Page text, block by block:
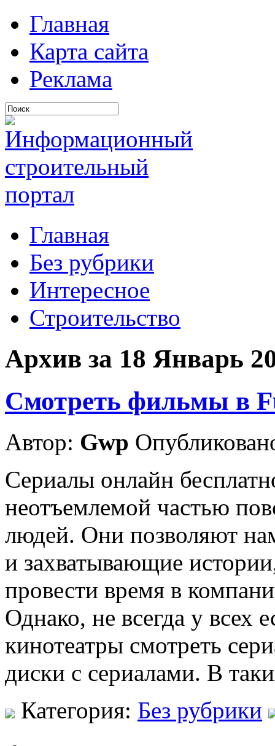
Главная
Карта сайта
Реклама
Главная
Без рубрики
Интересное
Строительство
Архив за 18 Январь
Смотреть фильмы в
Автор: Gwp
Сериалы онлайн
неотъемлемой частью
людей. Они позволяют
и захватывающие
провести время в
Однако, не всегда у всех
кинотеатры смотреть
диски с сериалами. В
Категория: Без рубрики